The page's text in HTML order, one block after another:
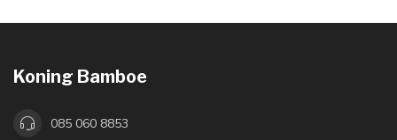
Koning Bamboe
085 060 8853